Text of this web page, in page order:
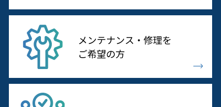
メンテナンス・修理を
ご希望の方